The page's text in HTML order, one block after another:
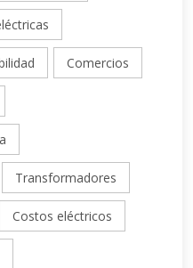
Comercios
Transformadores
Costos eléctricos